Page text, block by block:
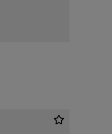
promotion: 24,99 EUR